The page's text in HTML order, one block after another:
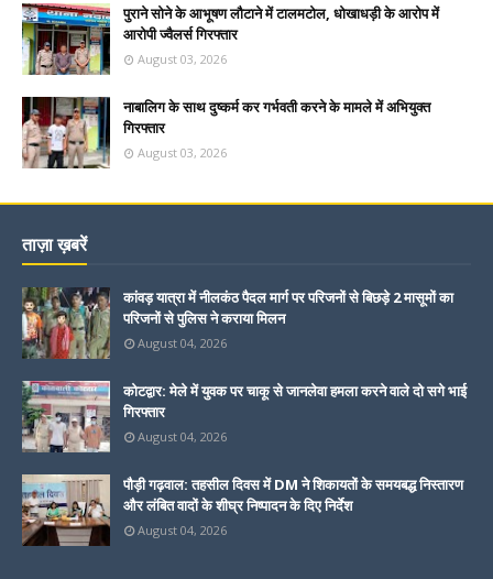
पुराने सोने के आभूषण लौटाने में टालमटोल, धोखाधड़ी के आरोप में
आरोपी ज्वैलर्स गिरफ्तार
August 03, 2026
नाबालिग के साथ दुष्कर्म कर गर्भवती करने के मामले में अभियुक्त
गिरफ्तार
August 03, 2026
ताज़ा ख़बरें
कांवड़ यात्रा में नीलकंठ पैदल मार्ग पर परिजनों से बिछड़े 2 मासूमों का
परिजनों से पुलिस ने कराया मिलन
August 04, 2026
कोटद्वार: मेले में युवक पर चाकू से जानलेवा हमला करने वाले दो सगे भाई
गिरफ्तार
August 04, 2026
पौड़ी गढ़वाल: तहसील दिवस में DM ने शिकायतों के समयबद्ध निस्तारण
और लंबित वादों के शीघ्र निष्पादन के दिए निर्देश
August 04, 2026